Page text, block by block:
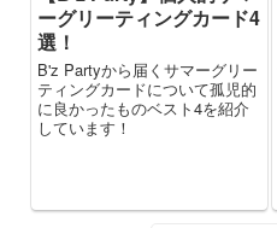
ーグリーティングカード4
選！
B'z Partyから届くサマーグリー
ティングカードについて孤児的
に良かったものベスト4を紹介
しています！